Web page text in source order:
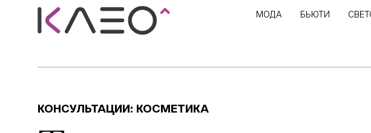
МОДА БЬЮТИ
КОНСУЛЬТАЦИИ: КОСМЕТИКА